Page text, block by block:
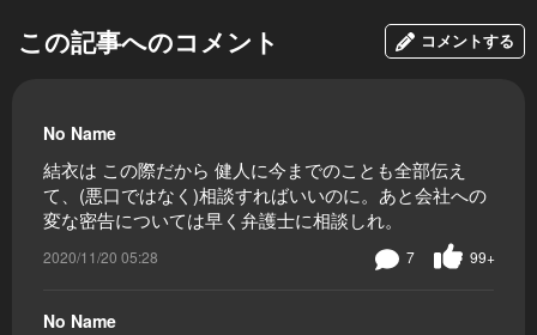
この記事へのコメント コメントする
No Name
結衣は この際だから 健人に今までのことも全部伝え
て、(悪口ではなく)相談すればいいのに。あと会社への
変な密告については早く弁護士に相談しれ。
2020/11/20 05:28 99+
7
No Name